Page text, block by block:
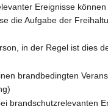
Ereignisse
die Aufgabe der
in der Regel ist dies
brandbedingten
brandschutzrelevanten